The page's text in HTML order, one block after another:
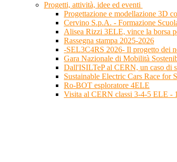
Progetti, attività, idee ed eventi
Progettazione e modellazione 3D
Cervino S.p.A. - Formazione
Alisea Rizzi 3ELE, vince la borsa
Rassegna stampa 2025-2026
-SEL3C4RS 2026- Il progetto dei
Gara Nazionale di Mobilità
Dall'ISILTeP al CERN, un caso di
Sustainable Electric Cars Race for
Ro-BOT esploratore 4ELE
Visita al CERN classi 3-4-5 ELE -